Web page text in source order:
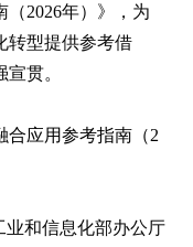
（2026年）》，为
转型提供参考借
贯。
合应用参考指南（2
业和信息化部办公厅